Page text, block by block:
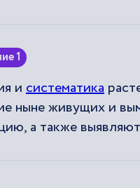
1
и систематика
ныне живущих и
а также